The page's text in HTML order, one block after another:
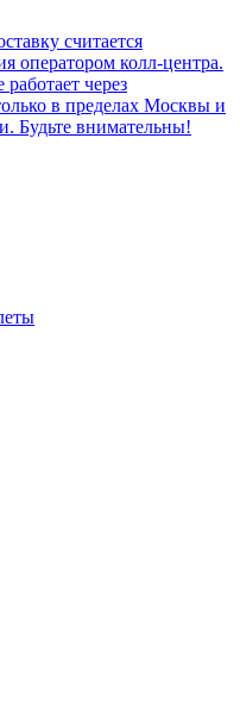
считается
оператором колл-центра.
через
в пределах Москвы и
Будьте внимательны!